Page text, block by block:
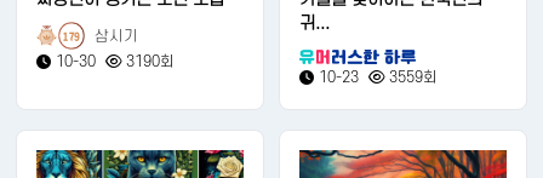
179
삼시기
10-30
3190회
귀...
10-23 3559회